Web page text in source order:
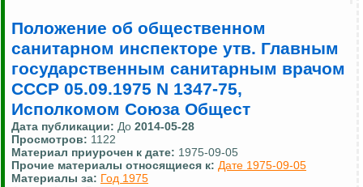
Положение об общественном
санитарном инспекторе утв. Главным
государственным санитарным врачом
СССР 05.09.1975 N 1347-75,
Исполкомом Союза Общест
Дата публикации: До 2014-05-28
Просмотров: 1122
Материал приурочен к дате: 1975-09-05
Прочие материалы относящиеся к: Дате 1975-09-05
Материалы за: Год 1975